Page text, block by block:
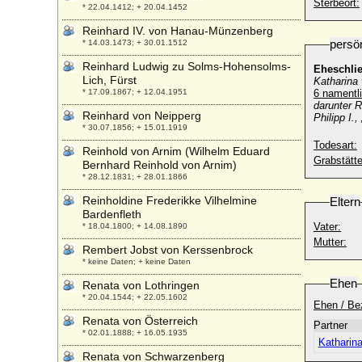
Sterbeort:
Katharina
6
darunter
Philipp I.,
Todesart:
Eltern
Vater:
Mutter:
Ehen
Ehen /
Partner
* 22.04.1412; + 20.04.1452
Reinhard IV. von Hanau-Münzenberg
* 14.03.1473; + 30.01.1512
Reinhard Ludwig zu Solms-Hohensolms-
Lich, Fürst
* 17.09.1867; + 12.04.1951
Reinhard von Neipperg
* 30.07.1856; + 15.01.1919
Reinhold von Arnim (Wilhelm Eduard
Bernhard Reinhold von Arnim)
* 28.12.1831; + 28.01.1866
Reinholdine Frederikke Vilhelmine
Bardenfleth
* 18.04.1800; + 14.08.1890
Rembert Jobst von Kerssenbrock
* keine Daten; + keine Daten
Renata von Lothringen
* 20.04.1544; + 22.05.1602
Renata von Österreich
* 02.01.1888; + 16.05.1935
Renata von Schwarzenberg